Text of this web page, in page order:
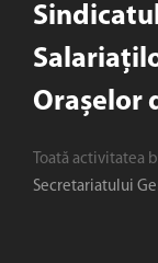
Orașelor
Toată activitatea
Secretariatului